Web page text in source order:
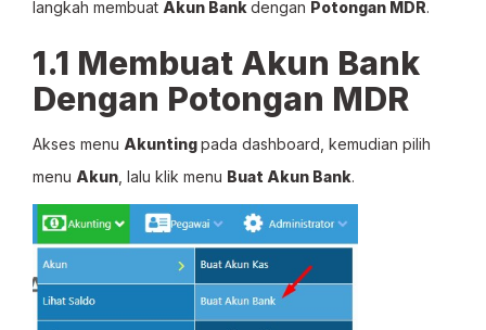
langkah membuat Akun Bankdengan Potongan MDR.
1.1 Membuat Akun Bank
Dengan Potongan MDR
Akses menu Akuntingpada dashboard, kemudian pilih
menu Akun , lalu klik menu Buat Akun Bank.